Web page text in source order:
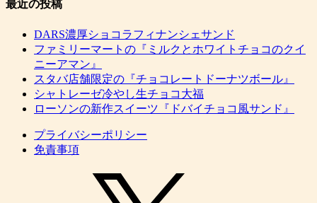
最近の投稿
DARS濃厚ショコラフィナンシェサンド
ファミリーマートの『ミルクとホワイトチョコのクイ
ニーアマン』
スタバ店舗限定の『チョコレートドーナツボール』
シャトレーゼ冷やし生チョコ大福
ローソンの新作スイーツ『ドバイチョコ風サンド』
プライバシーポリシー
免責事項